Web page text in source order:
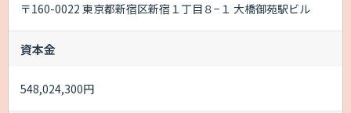
〒160-0022 東京都新宿区新宿１丁目８−１ 大橋御苑駅ビル
資本金
548,024,300円